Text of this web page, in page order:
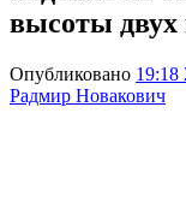
высоты двух
Опубликовано 19:18
Радмир Новакович